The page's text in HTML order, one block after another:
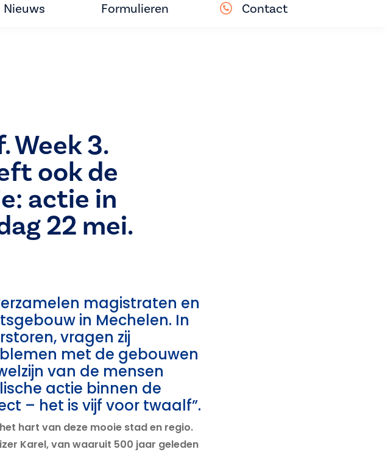
Nieuws Formulieren Contact
Week 3.
ook de
actie in
22 mei.
magistraten en
in Mechelen. In
vragen zij
met de gebouwen
van de mensen
actie binnen de
– het is vijf voor twaalf”.
hart van deze mooie stad en regio.
Karel, van waaruit 500 jaar geleden